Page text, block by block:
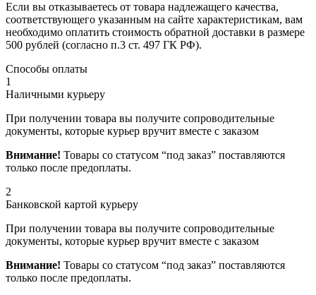
Если вы отказываетесь от товара надлежащего качества,
соответствующего указанным на сайте характеристикам, вам
необходимо оплатить стоимость обратной доставки в размере
500 рублей (согласно п.3 ст. 497 ГК РФ).
Способы оплаты
1
Наличными курьеру
При получении товара вы получите сопроводительные
документы, которые курьер вручит вместе с заказом
Внимание! Товары со статусом “под заказ” поставляются
только после предоплаты.
2
Банковской картой курьеру
При получении товара вы получите сопроводительные
документы, которые курьер вручит вместе с заказом
Внимание! Товары со статусом “под заказ” поставляются
только после предоплаты.